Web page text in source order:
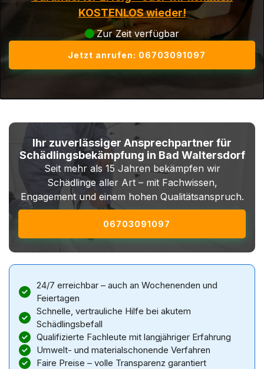
KOSTENLOS wieder!
Zur Zeit verfügbar
Jetzt anrufen: 06703091097
Ihr zuverlässiger Ansprechpartner für
Schädlingsbekämpfung in Bad Waltersdorf
Seit mehr als 15 Jahren bekämpfen wir
Schädlinge aller Art – mit Fachwissen,
Engagement und einem hohen Qualitätsanspruch.
06703091097
24/7 erreichbar – auch an Wochenenden und
Feiertagen
Schnelle, vertrauliche Hilfe bei akutem
Schädlingsbefall
Qualifizierte Fachleute mit langjähriger Erfahrung
Umwelt- und materialschonende Verfahren
Faire Preise – volle Transparenz garantiert